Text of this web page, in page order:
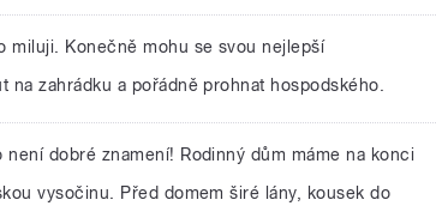
miluji. Konečně mohu se svou nejlepší
na zahrádku a pořádně prohnat hospodského.
není dobré znamení! Rodinný dům máme na konci
vysočinu. Před domem širé lány, kousek do